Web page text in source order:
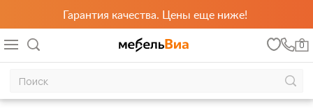
Гарантия качества. Цены еще ниже!
0